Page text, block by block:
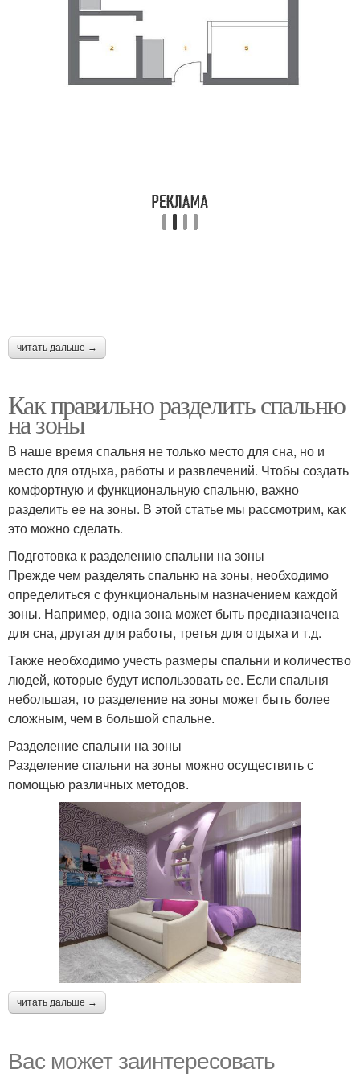
читать дальше →
Как правильно разделить спальню
на зоны
В наше время спальня не только место для сна, но и
место для отдыха, работы и развлечений. Чтобы создать
комфортную и функциональную спальню, важно
разделить ее на зоны. В этой статье мы рассмотрим, как
это можно сделать.
Подготовка к разделению спальни на зоны
Прежде чем разделять спальню на зоны, необходимо
определиться с функциональным назначением каждой
зоны. Например, одна зона может быть предназначена
для сна, другая для работы, третья для отдыха и т.д.
Также необходимо учесть размеры спальни и количество
людей, которые будут использовать ее. Если спальня
небольшая, то разделение на зоны может быть более
сложным, чем в большой спальне.
Разделение спальни на зоны
Разделение спальни на зоны можно осуществить с
помощью различных методов.
читать дальше →
Вас может заинтересовать